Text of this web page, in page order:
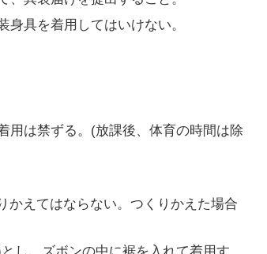
具を着用してはいけない。
用は禁ずる。(放課後、体育の時間は除
えてはならない。つくりかえた場合